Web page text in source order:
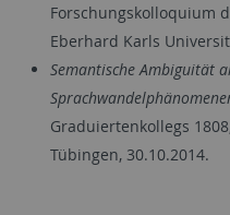
Forschungskolloquium
Eberhard Karls
Semantische Ambiguität
Graduiertenkollegs
Tübingen, 30.10.2014.